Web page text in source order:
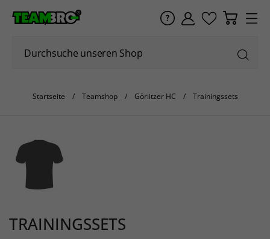
Startseite Teamshop Görlitzer HC Trainingssets
TRAININGSSETS